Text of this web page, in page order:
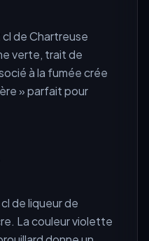
de Chartreuse
verte, trait de
à la fumée crée
» parfait pour
de liqueur de
La couleur violette